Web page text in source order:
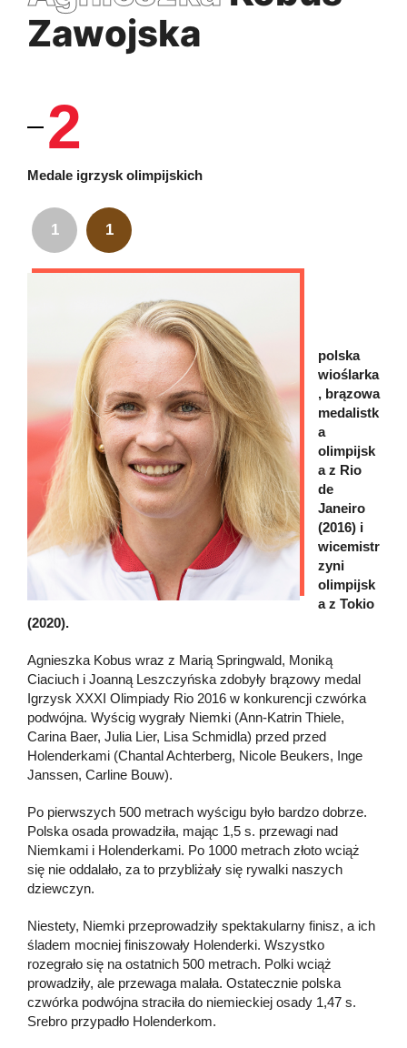
Zawojska
2
Medale igrzysk olimpijskich
1 1
polska
wioślarka
, brązowa
medalistk
a
olimpijsk
a z Rio
de
Janeiro
(2016) i
wicemistr
zyni
olimpijsk
a z Tokio
(2020).
Agnieszka Kobus wraz z Marią Springwald, Moniką
Ciaciuch i Joanną Leszczyńska zdobyły brązowy medal
Igrzysk XXXI Olimpiady Rio 2016 w konkurencji czwórka
podwójna. Wyścig wygrały Niemki (Ann-Katrin Thiele,
Carina Baer, Julia Lier, Lisa Schmidla) przed przed
Holenderkami (Chantal Achterberg, Nicole Beukers, Inge
Janssen, Carline Bouw).
Po pierwszych 500 metrach wyścigu było bardzo dobrze.
Polska osada prowadziła, mając 1,5 s. przewagi nad
Niemkami i Holenderkami. Po 1000 metrach złoto wciąż
się nie oddalało, za to przybliżały się rywalki naszych
dziewczyn.
Niestety, Niemki przeprowadziły spektakularny finisz, a ich
śladem mocniej finiszowały Holenderki. Wszystko
rozegrało się na ostatnich 500 metrach. Polki wciąż
prowadziły, ale przewaga malała. Ostatecznie polska
czwórka podwójna straciła do niemieckiej osady 1,47 s.
Srebro przypadło Holenderkom.